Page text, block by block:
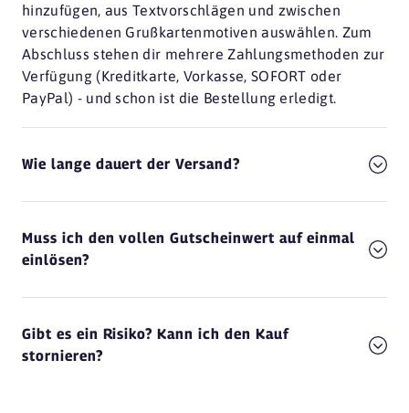
hinzufügen, aus Textvorschlägen und zwischen
verschiedenen Grußkartenmotiven auswählen. Zum
Abschluss stehen dir mehrere Zahlungsmethoden zur
Verfügung (Kreditkarte, Vorkasse, SOFORT oder
PayPal) - und schon ist die Bestellung erledigt.
Wie lange dauert der Versand?
Muss ich den vollen Gutscheinwert auf einmal
einlösen?
Gibt es ein Risiko? Kann ich den Kauf
stornieren?